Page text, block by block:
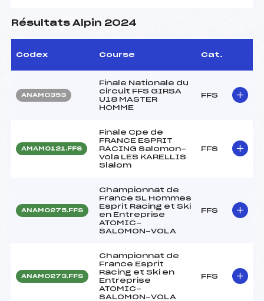
Résultats Alpin 2024
Codex Course Cat.
ANAM0353
Finale Nationale du
circuit FFS GIRSA
U18 MASTER
HOMME
FFS
AMAM0121.FFS
Finale Cpe de
FRANCE ESPRIT
RACING Salomon-
Vola LES KARELLIS
Slalom
FFS
ANAM0275.FFS
Championnat de
France SL Hommes
Esprit Racing et Ski
en Entreprise
ATOMIC-
SALOMON-VOLA
FFS
ANAM0273.FFS
Championnat de
France Esprit
Racing et Ski en
Entreprise
ATOMIC-
SALOMON-VOLA
FFS